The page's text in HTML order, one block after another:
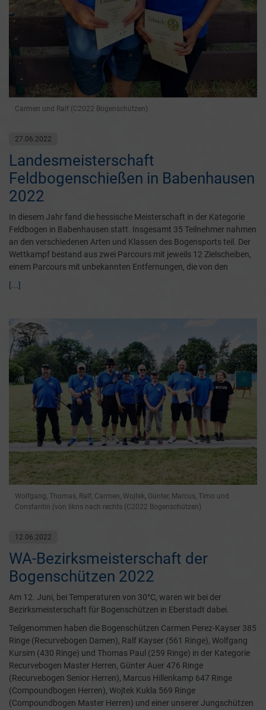
Carmen und Ralf (C2022 Bogenschützen)
27.06.2022
Landesmeisterschaft
Feldbogenschießen in Babenhausen
2022
In diesem Jahr fand die hessische Meisterschaft in der Kategorie
Feldbogen in Babenhausen statt. Insgesamt 35 Teilnehmer nahmen
an den verschiedenen Arten und Klassen des Bogensports teil. Der
Wettkampf bestand aus zwei Parcours mit jeweils 12 Zielscheiben,
einem Parcours mit unbekannten Entfernungen, die von den
[...]
Wolfgang, Thomas, Ralf, Carmen, Wojtek, Günter, Marcus, Timo und
Constantin (von likns nach rechts (C2022 Bogenschützen)
12.06.2022
WA-Bezirksmeisterschaft der
Bogenschützen 2022
Am 12. Juni, bei Temperaturen von 30°C, waren wir bei der
Bezirksmeisterschaft für Bogenschützen in Eberstadt dabei.
Teilgenommen haben die Bogenschützen Carmen Perez-Kayser 385
Ringe (Recurvebogen Damen), Ralf Kayser (561 Ringe), Wolfgang
Kursim (430 Ringe) und Thomas Paul (259 Ringe) in der Kategorie
Recurvebogen Master Herren, Günter Auer 476 Ringe
(Recurvebogen Senior Herren), Marcus Hillenkamp 647 Ringe
(Compoundbogen Herren), Wojtek Kukla 569 Ringe
(Compoundbogen Master Herren) und einer unserer Jungschützen